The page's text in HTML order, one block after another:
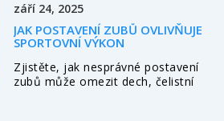
těmto problémům.
září 24, 2025
JAK POSTAVENÍ ZUBŮ OVLIVŇUJE
SPORTOVNÍ VÝKON
Zjistěte, jak nesprávné postavení
zubů může omezit dech, čelistní